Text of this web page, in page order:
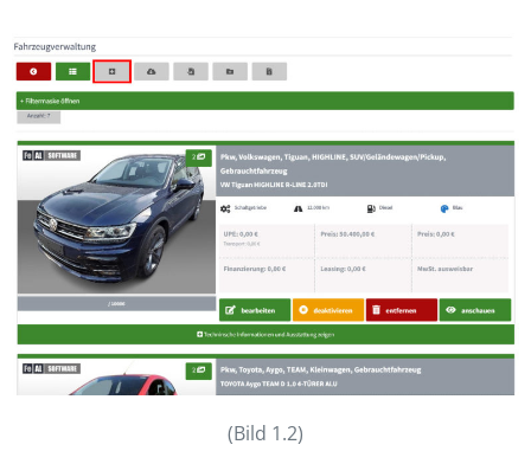
(Bild 1.2)